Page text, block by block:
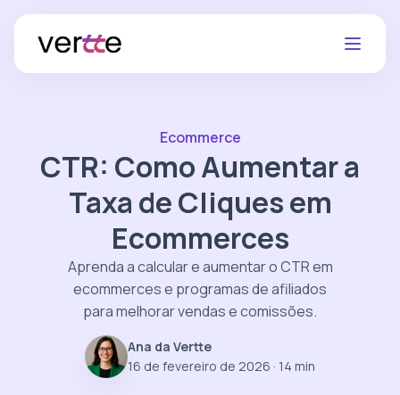
Ecommerce
CTR: Como Aumentar a
Taxa de Cliques em
Ecommerces
Aprenda a calcular e aumentar o CTR em
ecommerces e programas de afiliados
para melhorar vendas e comissões.
Ana da Vertte
16 de fevereiro de 2026 · 14 min